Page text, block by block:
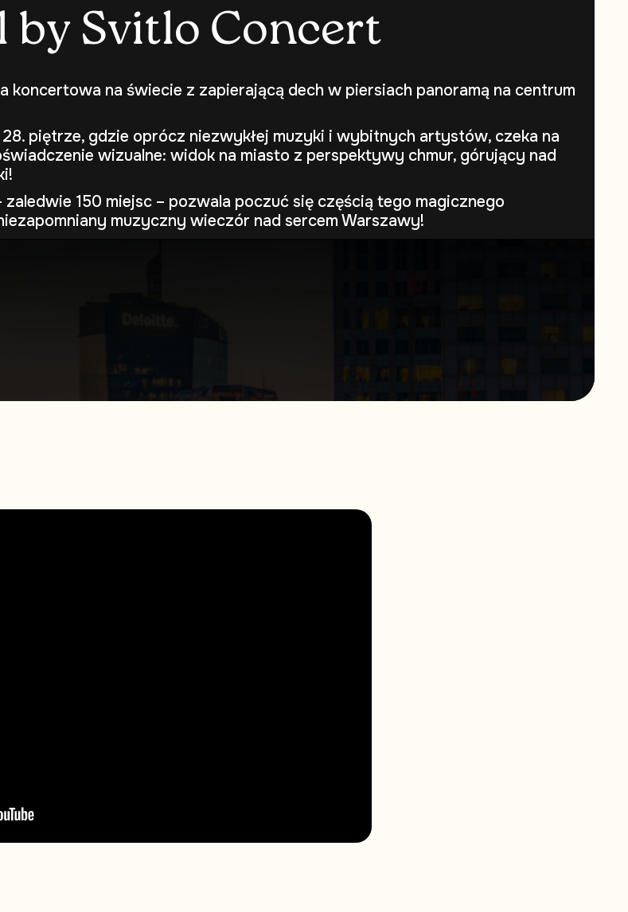
by Svitlo Concert
koncertowa na świecie z zapierającą dech w piersiach panoramą na centrum
piętrze, gdzie oprócz niezwykłej muzyki i wybitnych artystów, czeka na
wizualne: widok na miasto z perspektywy chmur, górujący nad
zaledwie 150 miejsc – pozwala poczuć się częścią tego magicznego
muzyczny wieczór nad sercem Warszawy!